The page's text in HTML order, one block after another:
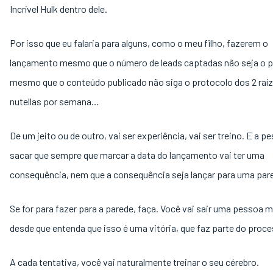
Incrível Hulk dentro dele.
Por isso que eu falaria para alguns, como o meu filho, fazerem o
lançamento mesmo que o número de leads captadas não seja o
mesmo que o conteúdo publicado não siga o protocolo dos 2
nutellas por semana…
De um jeito ou de outro, vai ser experiência, vai ser treino. E a
sacar que sempre que marcar a data do lançamento vai ter uma
consequência, nem que a consequência seja lançar para uma
Se for para fazer para a parede, faça. Você vai sair uma pessoa
desde que entenda que isso é uma vitória, que faz parte do
A cada tentativa, você vai naturalmente treinar o seu cérebro.